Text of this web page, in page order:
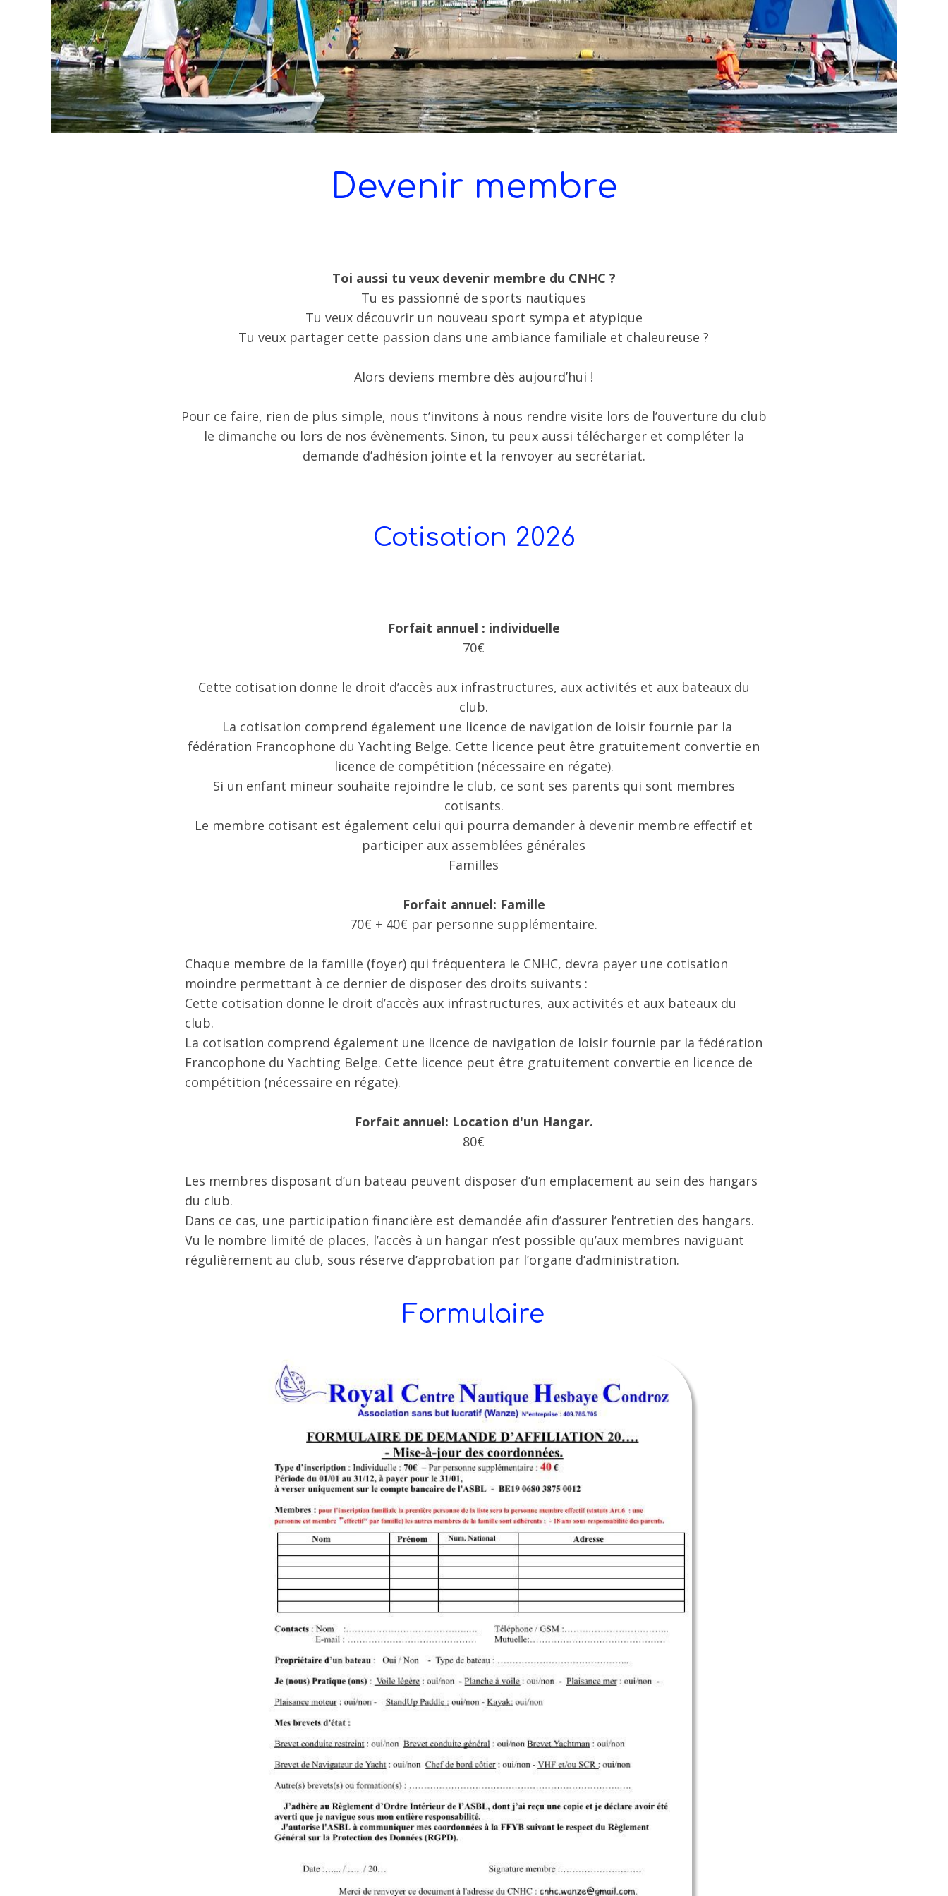
Devenir membre
Toi aussi tu veux devenir membre du CNHC ?
Tu es passionné de sports nautiques
Tu veux découvrir un nouveau sport sympa et atypique
Tu veux partager cette passion dans une ambiance familiale et chaleureuse ?
Alors deviens membre dès aujourd’hui !
Pour ce faire, rien de plus simple, nous t’invitons à nous rendre visite lors de l’ouverture du club
le dimanche ou lors de nos évènements. Sinon, tu peux aussi télécharger et compléter la
demande d’adhésion jointe et la renvoyer au secrétariat.
Cotisation 2026
Forfait annuel : individuelle
70€
Cette cotisation donne le droit d’accès aux infrastructures, aux activités et aux bateaux du
club.
La cotisation comprend également une licence de navigation de loisir fournie par la
fédération Francophone du Yachting Belge. Cette licence peut être gratuitement convertie en
licence de compétition (nécessaire en régate).
Si un enfant mineur souhaite rejoindre le club, ce sont ses parents qui sont membres
cotisants.
Le membre cotisant est également celui qui pourra demander à devenir membre effectif et
participer aux assemblées générales
Familles
Forfait annuel: Famille
70€ + 40€ par personne supplémentaire.
Chaque membre de la famille (foyer) qui fréquentera le CNHC, devra payer une cotisation
moindre permettant à ce dernier de disposer des droits suivants :
Cette cotisation donne le droit d’accès aux infrastructures, aux activités et aux bateaux du
club.
La cotisation comprend également une licence de navigation de loisir fournie par la fédération
Francophone du Yachting Belge. Cette licence peut être gratuitement convertie en licence de
compétition (nécessaire en régate).
Forfait annuel: Location d'un Hangar.
80€
Les membres disposant d’un bateau peuvent disposer d’un emplacement au sein des hangars
du club.
Dans ce cas, une participation financière est demandée afin d’assurer l’entretien des hangars.
Vu le nombre limité de places, l’accès à un hangar n’est possible qu’aux membres naviguant
régulièrement au club, sous réserve d’approbation par l’organe d’administration.
Formulaire